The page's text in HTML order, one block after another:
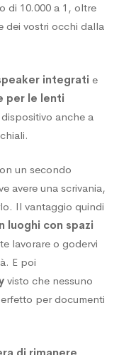
di 10.000 a 1, oltre
dei vostri occhi dalla
integrati e
per le lenti
anche a
un secondo
avere una scrivania,
Il vantaggio quindi
luoghi con spazi
lavorare o godervi
E poi
visto che nessuno
per documenti
di rimanere